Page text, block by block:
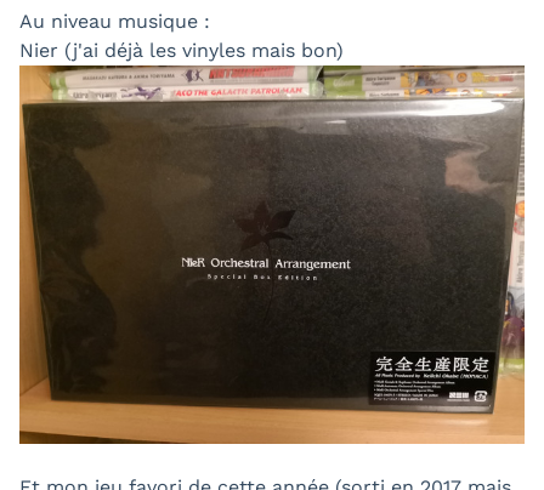
Au niveau musique :
Nier (j'ai déjà les vinyles mais bon)